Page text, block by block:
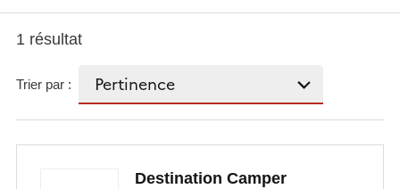
1 résultat
Trier par :
Destination Camper